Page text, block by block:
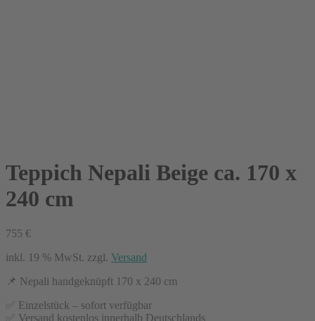
Teppich Nepali Beige ca. 170 x
240 cm
755 €
inkl. 19 % MwSt. zzgl. Versand
📌 Nepali handgeknüpft 170 x 240 cm
✅ Einzelstück – sofort verfügbar
✅ Versand kostenlos innerhalb Deutschlands